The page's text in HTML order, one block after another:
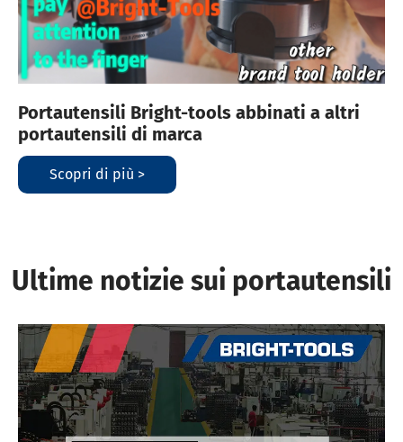
Portautensili Bright-tools abbinati a altri
portautensili di marca
Scopri di più >
Ultime notizie sui portautensili